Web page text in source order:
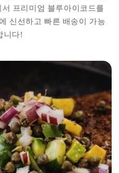
프리미엄 블루아이코드를
신선하고 빠른 배송이 가능
니다!